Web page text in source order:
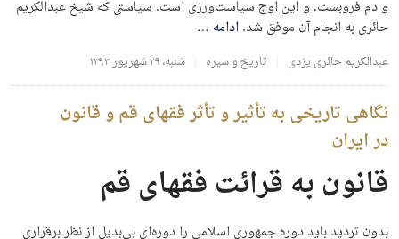
و دم فروبست. و این اوج سیاست‌ورزی است. سیاستی که شیخ عبدالکریم
حائری به انجام آن موفق شد.ادامه …
عبدالکریم حائری یزدی تاریخ و سیره شنبه، ۲۹ شهریور ۱۳۹۳
نگاهی تاریخی به تأثیر و تأثر فقهای قم و قانون
در ایران
قانون به قرائت فقهای قم
بدون تردید باید دوره جمهوری اسلامی را دوره‌ای بی‌بدیل از نظر برقراری